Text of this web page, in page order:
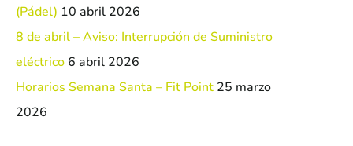
(Pádel) 10 abril 2026
8 de abril – Aviso: Interrupción de Suministro
eléctrico 6 abril 2026
Horarios Semana Santa – Fit Point 25 marzo
2026